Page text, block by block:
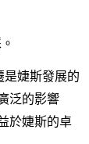
是婕斯發展的
泛的影響
於婕斯的卓